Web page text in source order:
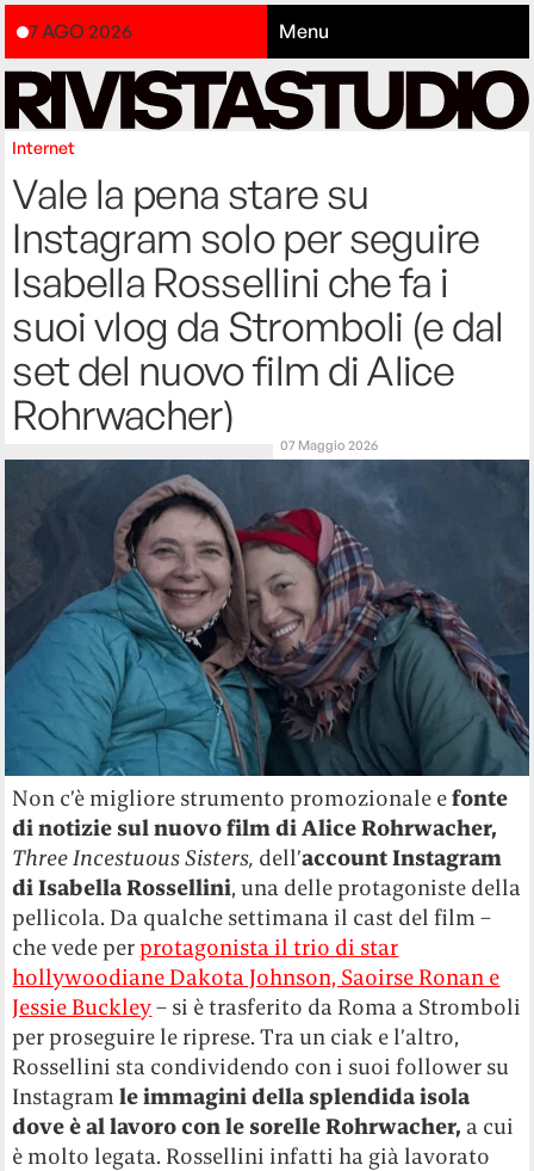
7 AGO 2026 Menu
Internet
Vale la pena stare su
Instagram solo per seguire
Isabella Rossellini che fa i
suoi vlog da Stromboli (e dal
set del nuovo film di Alice
Rohrwacher)
07 Maggio 2026
Non c’è migliore strumento promozionale efonte
di notizie sul nuovo film di Alice Rohrwacher,
Three Incestuous Sisters, dell’account Instagram
di Isabella Rossellini, una delle protagoniste della
pellicola. Da qualche settimana il cast del film –
che vede perprotagonista il trio di star
hollywoodiane Dakota Johnson, Saoirse Ronan e
Jessie Buckley– si è trasferito da Roma a Stromboli
per proseguire le riprese. Tra un ciak e l’altro,
Rossellini sta condividendo con i suoi follower su
Instagram le immagini della splendida isola
dove è al lavoro con le sorelle Rohrwacher, a cui
è molto legata. Rossellini infatti ha già lavorato